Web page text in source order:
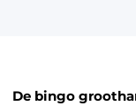
De bingo